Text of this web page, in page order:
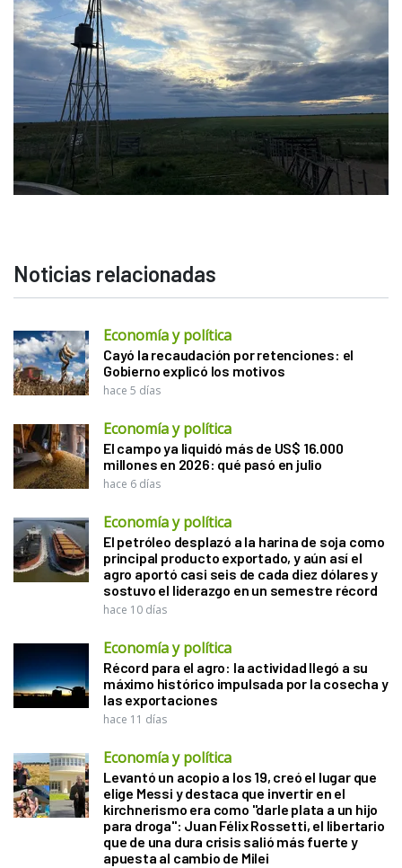
Noticias relacionadas
Economía y política
Cayó la recaudación por retenciones: el
Gobierno explicó los motivos
hace 5 días
Economía y política
El campo ya liquidó más de US$ 16.000
millones en 2026: qué pasó en julio
hace 6 días
Economía y política
El petróleo desplazó a la harina de soja como
principal producto exportado, y aún así el
agro aportó casi seis de cada diez dólares y
sostuvo el liderazgo en un semestre récord
hace 10 días
Economía y política
Récord para el agro: la actividad llegó a su
máximo histórico impulsada por la cosecha y
las exportaciones
hace 11 días
Economía y política
Levantó un acopio a los 19, creó el lugar que
elige Messi y destaca que invertir en el
kirchnerismo era como "darle plata a un hijo
para droga": Juan Félix Rossetti, el libertario
que de una dura crisis salió más fuerte y
apuesta al cambio de Milei